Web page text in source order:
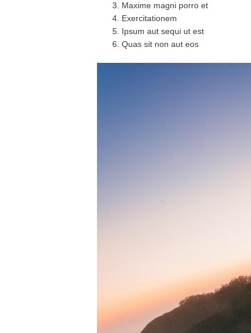
Maxime magni porro et
Exercitationem
Ipsum aut sequi ut est
Quas sit non aut eos